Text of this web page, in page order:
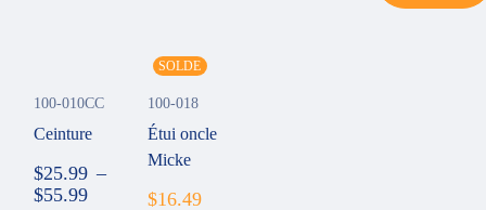
100-010CC
Ceinture
$25.99 –
$55.99
SOLDE
100-018
Étui oncle
Micke
$16.49